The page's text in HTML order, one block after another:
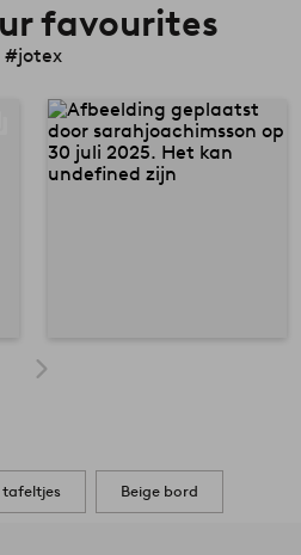
favourites
#jotex
tafeltjes Beige bord